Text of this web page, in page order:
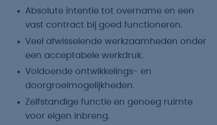
Absolute intentie tot overname en een
vast contract bij goed functioneren.
Veel afwisselende werkzaamheden onder
een acceptabele werkdruk.
Voldoende ontwikkelings- en
doorgroeimogelijkheden.
Zelfstandige functie en genoeg ruimte
voor eigen inbreng.